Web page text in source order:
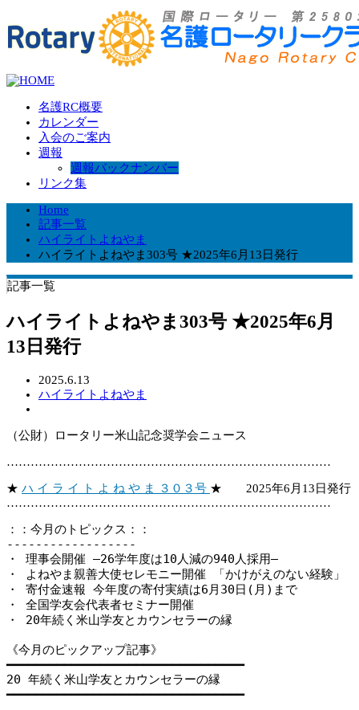
名護RC概要
カレンダー
入会のご案内
週報
週報バックナンバー
リンク集
Home
記事一覧
ハイライトよねやま
ハイライトよねやま303号 ★2025年6月13日発行
記事一覧
ハイライトよねやま303号 ★2025年6月
13日発行
2025.6.13
ハイライトよねやま
（公財）ロータリー米山記念奨学会ニュース
………………………………………………………………………
★ ハ イ ラ イ ト よ ね や ま ３０３号 ★ 2025年6月13日発行
………………………………………………………………………
：：今月のトピックス：：
------------------
・ 理事会開催 ―26学年度は10人減の940人採用―
・ よねやま親善大使セレモニー開催 「かけがえのない経験」
・ 寄付金速報 今年度の寄付実績は6月30日(月)まで
・ 全国学友会代表者セミナー開催
・ 20年続く米山学友とカウンセラーの縁
《今月のピックアップ記事》
━━━━━━━━━━━━━━━━━━━━━━━━━━━━━━━━━
20 年続く米山学友とカウンセラーの縁
━━━━━━━━━━━━━━━━━━━━━━━━━━━━━━━━━